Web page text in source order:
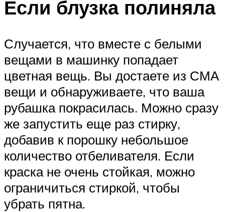
Если блузка полиняла
Случается, что вместе с белыми
вещами в машинку попадает
цветная вещь. Вы достаете из СМА
вещи и обнаруживаете, что ваша
рубашка покрасилась. Можно сразу
же запустить еще раз стирку,
добавив к порошку небольшое
количество отбеливателя. Если
краска не очень стойкая, можно
ограничиться стиркой, чтобы
убрать пятна.